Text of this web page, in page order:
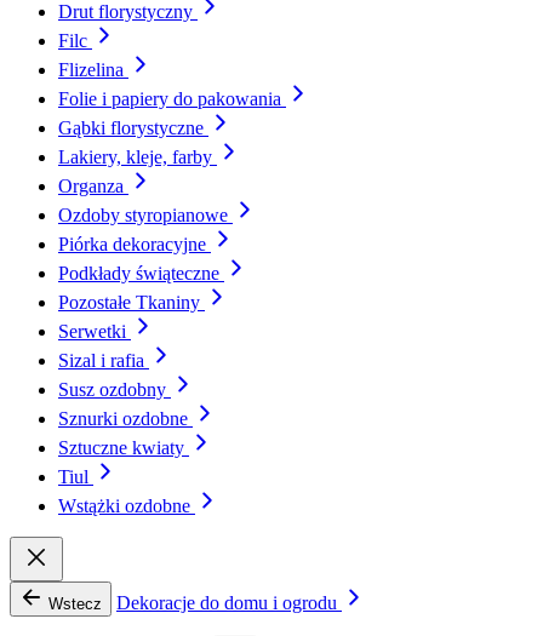
Drut florystyczny
Filc
Flizelina
Folie i papiery do pakowania
Gąbki florystyczne
Lakiery, kleje, farby
Organza
Ozdoby styropianowe
Piórka dekoracyjne
Podkłady świąteczne
Pozostałe Tkaniny
Serwetki
Sizal i rafia
Susz ozdobny
Sznurki ozdobne
Sztuczne kwiaty
Tiul
Wstążki ozdobne
Wstecz Dekoracje do domu i ogrodu